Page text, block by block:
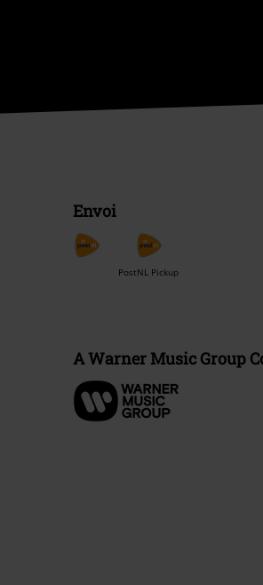
Envoi
PostNL Pickup
A Warner Music Group